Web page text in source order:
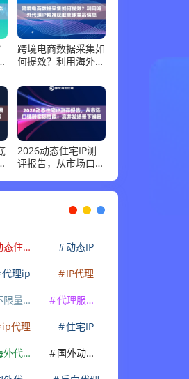
跨境电商数据采集如
何提效？利用海外代
品信息
2026动态住宅IP测
评报告，从市场口碑
到实际性能：高并发
场景下谁最稳
住宅IP
动态IP
代理ip
IP代理
限量代理IP
代理服务器
ip代理
住宅IP
代理ip
国外动态IP